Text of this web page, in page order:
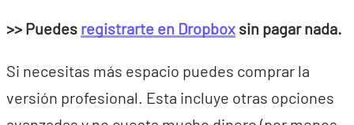
>> Puedes registrarte en Dropbox sin pagar nada.
Si necesitas más espacio puedes comprar la
versión profesional. Esta incluye otras opciones